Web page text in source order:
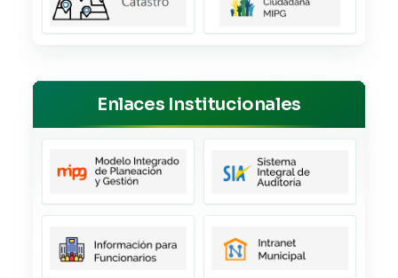
Enlaces Institucionales